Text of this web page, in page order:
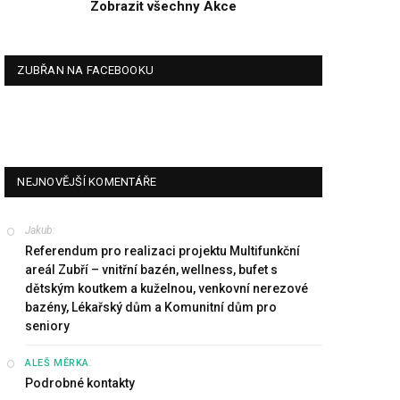
Zobrazit všechny Akce
ZUBŘAN NA FACEBOOKU
NEJNOVĚJŠÍ KOMENTÁŘE
Jakub:
Referendum pro realizaci projektu Multifunkční
areál Zubří – vnitřní bazén, wellness, bufet s
dětským koutkem a kuželnou, venkovní nerezové
bazény, Lékařský dům a Komunitní dům pro
seniory
ALEŠ MĚRKA:
Podrobné kontakty